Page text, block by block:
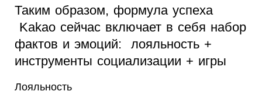
Таким образом, формула успеха
Kakao сейчас включает в себя набор
фактов и эмоций: лояльность +
инструменты социализации + игры
Лояльность